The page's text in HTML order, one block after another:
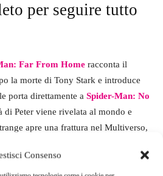
Consenso
per seguire tutto
Far From Home racconta il
la morte di Tony Stark e introduce
porta direttamente a Spider-Man: No
di Peter viene rivelata al mondo e
apre una frattura nel Multiverso,
da altri universi. A questo punto si
leggenda dei Dieci Anelli